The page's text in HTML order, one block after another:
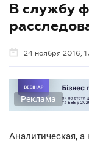
В службу
24 ноября 2016,
Реклама
Аналитическая,